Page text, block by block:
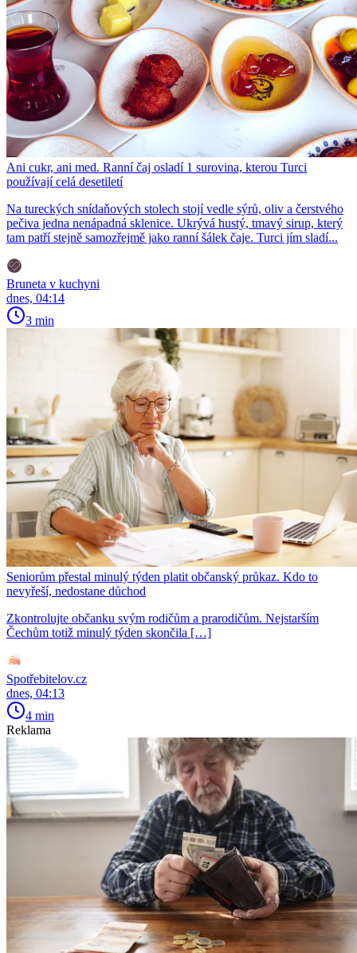
Ani cukr, ani med. Ranní čaj osladí 1 surovina, kterou Turci
používají celá desetiletí
Na tureckých snídaňových stolech stojí vedle sýrů, oliv a čerstvého
pečiva jedna nenápadná sklenice. Ukrývá hustý, tmavý sirup, který
tam patří stejně samozřejmě jako ranní šálek čaje. Turci jím sladí...
Bruneta v kuchyni
dnes, 04:14
3 min
Seniorům přestal minulý týden platit občanský průkaz. Kdo to
nevyřeší, nedostane důchod
Zkontrolujte občanku svým rodičům a prarodičům. Nejstarším
Čechům totiž minulý týden skončila […]
Spotřebitelov.cz
dnes, 04:13
4 min
Reklama